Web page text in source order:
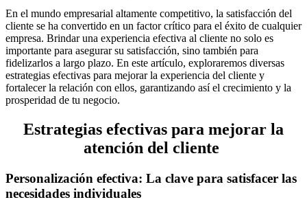
En el mundo empresarial altamente competitivo, la satisfacción del
cliente se ha convertido en un factor crítico para el éxito de cualquier
empresa. Brindar una experiencia efectiva al cliente no solo es
importante para asegurar su satisfacción, sino también para
fidelizarlos a largo plazo. En este artículo, exploraremos diversas
estrategias efectivas para mejorar la experiencia del cliente y
fortalecer la relación con ellos, garantizando así el crecimiento y la
prosperidad de tu negocio.
Estrategias efectivas para mejorar la
atención del cliente
Personalización efectiva: La clave para satisfacer las
necesidades individuales